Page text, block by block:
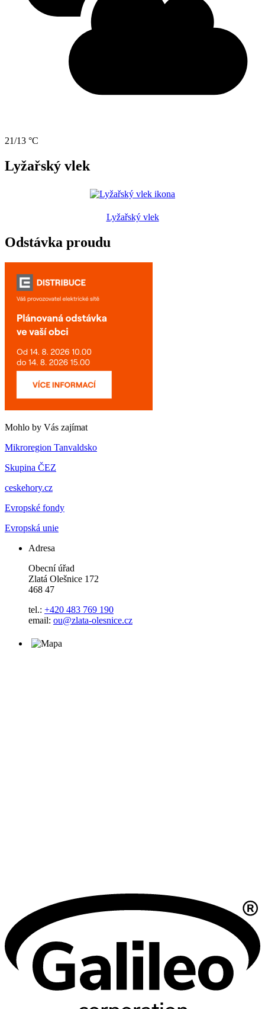
21/13 °C
Lyžařský vlek
Lyžařský vlek
Odstávka proudu
Mohlo by Vás zajímat
Mikroregion Tanvaldsko
Skupina ČEZ
ceskehory.cz
Evropské fondy
Evropská unie
Adresa
Obecní úřad
Zlatá Olešnice 172
468 47
tel.: +420 483 769 190
email: ou@zlata-olesnice.cz